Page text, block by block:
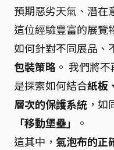
預期惡劣天氣、潛在
這位經驗豐富的展覽
如何針對不同展品、
包裝策略 。 我們將
是探索如何結合紙板
層次的保護系統 ，
「移動堡壘」
。
這其中， 氣泡布的正